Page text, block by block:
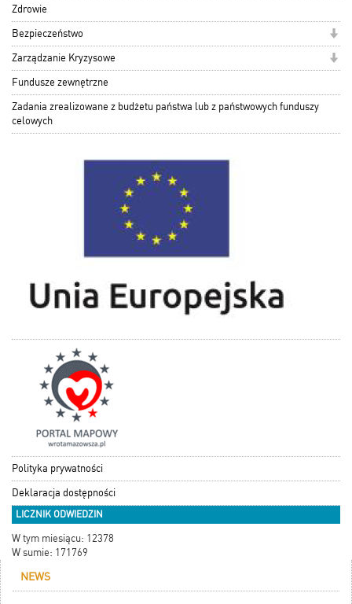
Zdrowie
Bezpieczeństwo
Zarządzanie Kryzysowe
Fundusze zewnętrzne
Zadania zrealizowane z budżetu państwa lub z państwowych funduszy
celowych
Polityka prywatności
Deklaracja dostępności
LICZNIK ODWIEDZIN
W tym miesiącu: 12378
W sumie: 171769
NEWS